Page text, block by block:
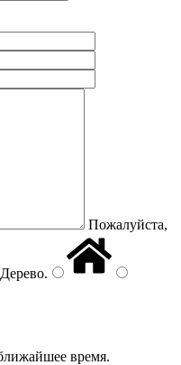
Пожалуйста,
Дерево.
время.